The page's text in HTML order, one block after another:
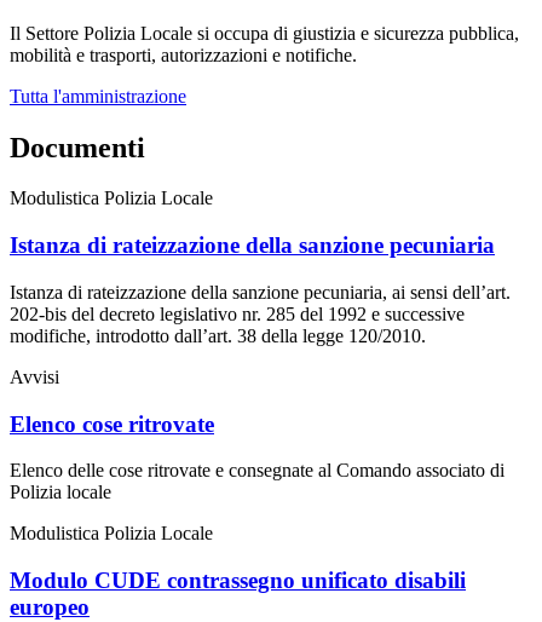
Il Settore Polizia Locale si occupa di giustizia e sicurezza pubblica,
mobilità e trasporti, autorizzazioni e notifiche.
Tutta l'amministrazione
Documenti
Modulistica Polizia Locale
Istanza di rateizzazione della sanzione pecuniaria
Istanza di rateizzazione della sanzione pecuniaria, ai sensi dell’art.
202-bis del decreto legislativo nr. 285 del 1992 e successive
modifiche, introdotto dall’art. 38 della legge 120/2010.
Avvisi
Elenco cose ritrovate
Elenco delle cose ritrovate e consegnate al Comando associato di
Polizia locale
Modulistica Polizia Locale
Modulo CUDE contrassegno unificato disabili
europeo